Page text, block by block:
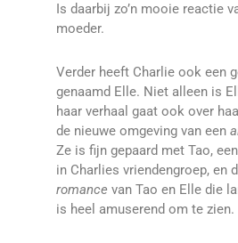
Is daarbij zo’n mooie reactie
moeder.
Verder heeft Charlie ook een
genaamd Elle. Niet alleen is
haar verhaal gaat ook over
de nieuwe omgeving van een
Ze is fijn gepaard met Tao,
in Charlies vriendengroep, en
romance van Tao en Elle die
is heel amuserend om te zien.